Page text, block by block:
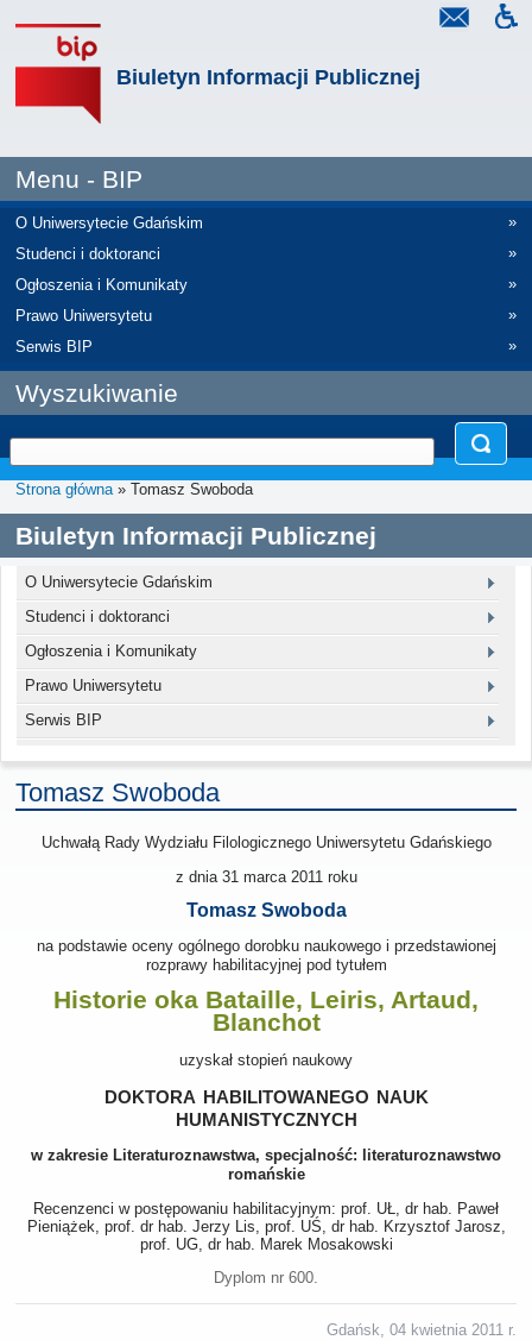
Biuletyn Informacji Publicznej
Menu - BIP
O Uniwersytecie Gdańskim
»
Studenci i doktoranci
»
Ogłoszenia i Komunikaty
»
Prawo Uniwersytetu
»
Serwis BIP
»
Wyszukiwanie
Strona główna» Tomasz Swoboda
Biuletyn Informacji Publicznej
O Uniwersytecie Gdańskim
Studenci i doktoranci
Ogłoszenia i Komunikaty
Prawo Uniwersytetu
Serwis BIP
Tomasz Swoboda
Uchwałą Rady Wydziału Filologicznego Uniwersytetu Gdańskiego
z dnia 31 marca 2011 roku
Tomasz Swoboda
na podstawie oceny ogólnego dorobku naukowego i przedstawionej
rozprawy habilitacyjnej pod tytułem
Historie oka Bataille, Leiris, Artaud,
Blanchot
uzyskał stopień naukowy
doktora habilitowanego nauk
humanistycznych
w zakresie Literaturoznawstwa, specjalność: literaturoznawstwo
romańskie
Recenzenci w postępowaniu habilitacyjnym: prof. UŁ, dr hab. Paweł
Pieniążek, prof. dr hab. Jerzy Lis, prof. UŚ, dr hab. Krzysztof Jarosz,
prof. UG, dr hab. Marek Mosakowski
Dyplom nr 600.
Gdańsk, 04 kwietnia 2011 r.